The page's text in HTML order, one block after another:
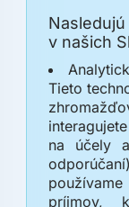
v našich
Tieto
na účely
príjmov,